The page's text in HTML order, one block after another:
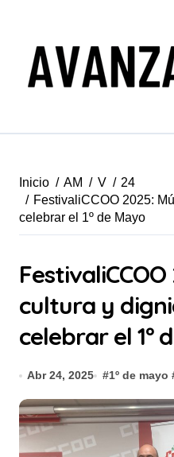
Inicio AM V
24
FestivaliCCOO 2025:
celebrar el 1º de Mayo
cultura y
celebrar el 1º
Abr 24, 2025 #1º de mayo